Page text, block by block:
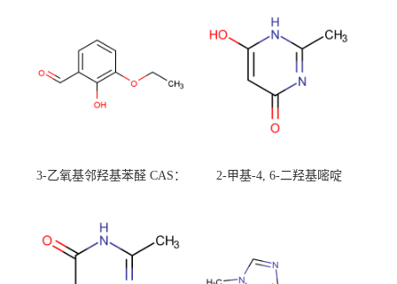
3-乙氧基邻羟基苯醛 CAS：
校可先用后付
2-甲基-4, 6-二羟基嘧啶